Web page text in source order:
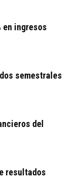
en ingresos
semestrales
del
resultados